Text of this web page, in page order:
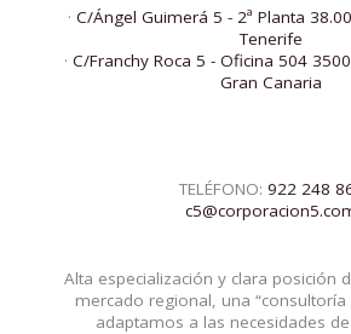
· C/Ángel Guimerá 5 - 2ª Planta
Tenerife
· C/Franchy Roca 5 - Oficina 504
Gran Canaria
TELÉFONO: 922 248
Alta especialización y clara posición
mercado regional, una “consultoría
adaptamos a las necesidades